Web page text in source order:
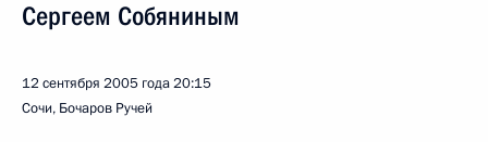
Сергеем Собяниным
12 сентября 2005 года20:15
Сочи, Бочаров Ручей